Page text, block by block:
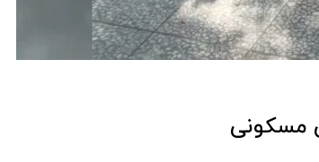
مسکونی